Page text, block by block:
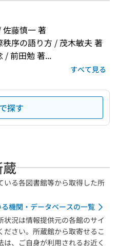
藤慎一 著
序の語り方 / 茂木敏夫 著
/ 前田勉 著...
すべて見る
探す
いる各図書館等から取得した所
機関・データベースの一覧
況は情報提供元の各館のサイ
ださい。所蔵館から取寄せるこ
、ご自身が利用されるお近く